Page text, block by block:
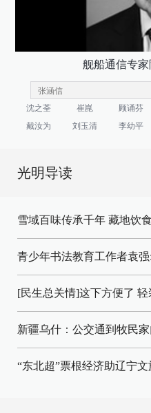
舰船通信专
沈之荃 崔崑 顾诵芬
戴汝为
刘玉清 李幼平
光明导读
雪域百味传承千年 藏地饮
青少年书法教育工作者袁
[民生总关情]这下方便了 轻
新疆乌什：公交通到牧民家
“东北超”票根经济助辽宁